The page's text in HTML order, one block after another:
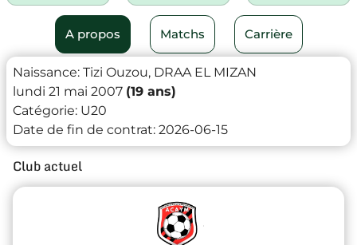
A propos Matchs Carrière
Naissance: Tizi Ouzou, DRAA EL MIZAN
lundi 21 mai 2007 (19 ans)
Catégorie: U20
Date de fin de contrat: 2026-06-15
Club actuel